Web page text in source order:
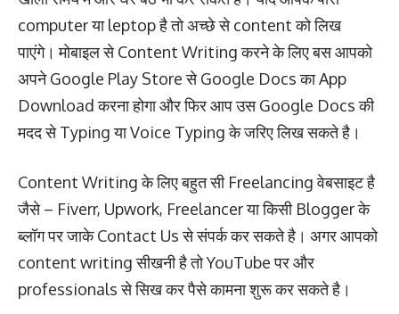
computer या leptop है तो अच्छे से content को लिख
पाएंगे। मोबाइल से Content Writing करने के लिए बस आपको
अपने Google Play Store से Google Docs का App
Download करना होगा और फिर आप उस Google Docs की
मदद से Typing या Voice Typing के जरिए लिख सकते है।
Content Writing के लिए बहुत सी Freelancing वेबसाइट है
जैसे – Fiverr, Upwork, Freelancer या किसी Blogger के
ब्लॉग पर जाके Contact Us से संपर्क कर सकते है। अगर आपको
content writing सीखनी है तो YouTube पर और
professionals से सिख कर पैसे कामना शुरू कर सकते है।